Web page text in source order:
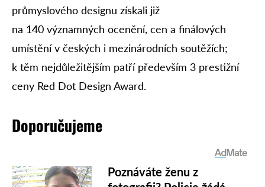
průmyslového designu získali již
na 140 významných ocenění, cen a finálových
umístění v českých i mezinárodních soutěžích;
k těm nejdůležitějším patří především 3 prestižní
ceny Red Dot Design Award.
Doporučujeme